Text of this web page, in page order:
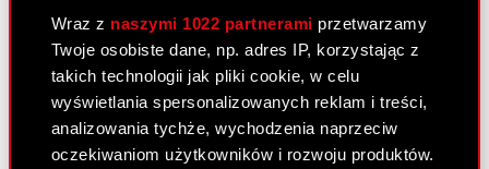
Wraz z naszymi 1022 partnerami przetwarzamy
Twoje osobiste dane, np. adres IP, korzystając z
takich technologii jak pliki cookie, w celu
wyświetlania spersonalizowanych reklam i treści,
analizowania tychże, wychodzenia naprzeciw
oczekiwaniom użytkowników i rozwoju produktów.
Kliknij aby przejść do…